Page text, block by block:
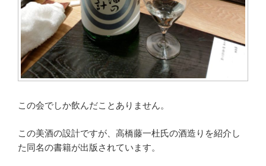
この会でしか飲んだことありません。
この美酒の設計ですが、高橋藤一杜氏の酒造りを紹介し
た同名の書籍が出版されています。